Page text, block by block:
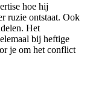
hoe hij
ruzie ontstaat. Ook
Het
bij heftige
je om het conflict